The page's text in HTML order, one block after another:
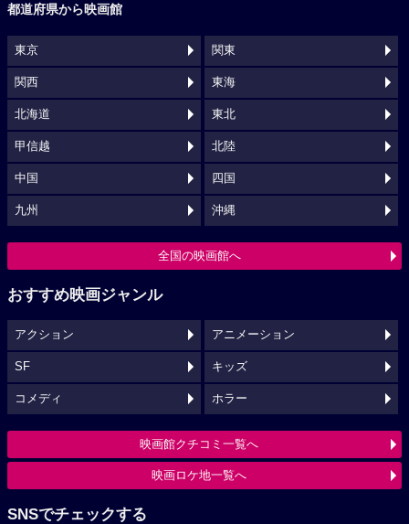
都道府県から映画館
東京 関東
関西 東海
北海道 東北
甲信越 北陸
中国 四国
九州 沖縄
全国の映画館へ
おすすめ映画ジャンル
アクション アニメーション
SF キッズ
コメディ ホラー
映画館クチコミ一覧へ
映画ロケ地一覧へ
SNSでチェックする